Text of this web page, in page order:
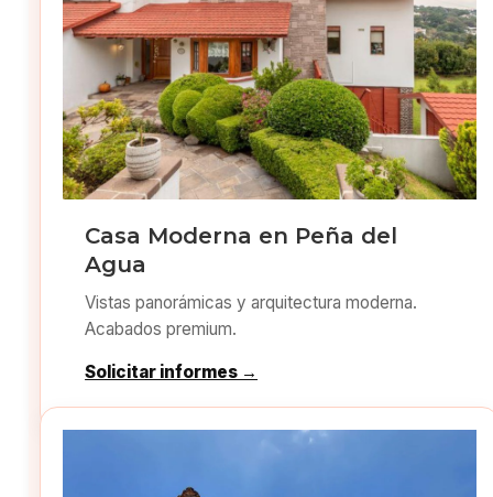
Casa Moderna en Peña del
Agua
Vistas panorámicas y arquitectura moderna.
Acabados premium.
Solicitar informes →